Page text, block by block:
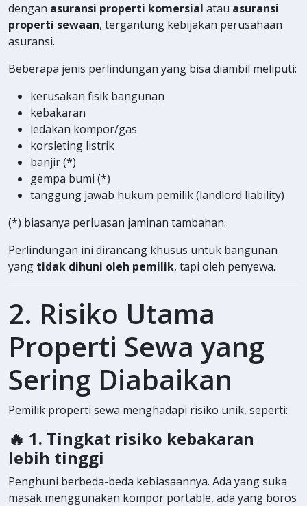
dengan asuransi properti komersial atau asuransi
properti sewaan, tergantung kebijakan perusahaan
asuransi.
Beberapa jenis perlindungan yang bisa diambil meliputi:
kerusakan fisik bangunan
kebakaran
ledakan kompor/gas
korsleting listrik
banjir (*)
gempa bumi (*)
tanggung jawab hukum pemilik (landlord liability)
(*) biasanya perluasan jaminan tambahan.
Perlindungan ini dirancang khusus untuk bangunan
yang tidak dihuni oleh pemilik, tapi oleh penyewa.
2. Risiko Utama
Properti Sewa yang
Sering Diabaikan
Pemilik properti sewa menghadapi risiko unik, seperti:
🔥 1. Tingkat risiko kebakaran
lebih tinggi
Penghuni berbeda-beda kebiasaannya. Ada yang suka
masak menggunakan kompor portable, ada yang boros